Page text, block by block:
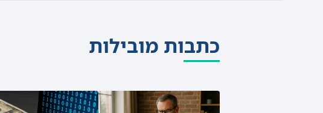
כתבות מובילות